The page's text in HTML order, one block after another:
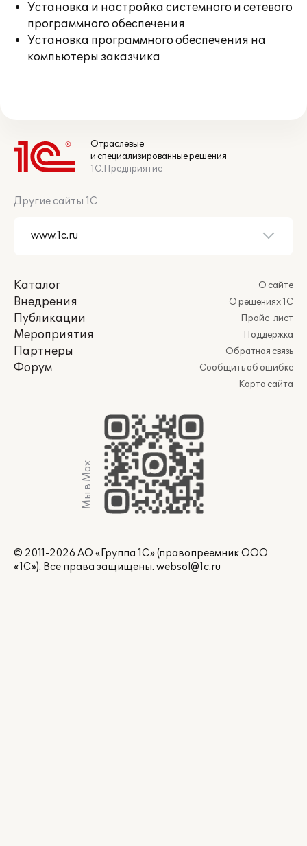
Установка и настройка системного и сетевого
программного обеспечения
Установка программного обеспечения на
компьютеры заказчика
Отраслевые
и специализированные решения
1С:Предприятие
Другие сайты 1С
Каталог
Внедрения
Публикации
Мероприятия
Партнеры
Форум
О сайте
О решениях 1С
Прайс-лист
Поддержка
Обратная связь
Сообщить об ошибке
Карта сайта
Мы в Max
© 2011-2026 АО «Группа 1С» (правопреемник ООО
«1С»). Все права защищены. websol@1c.ru